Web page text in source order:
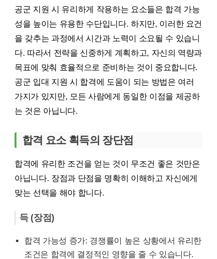
공군 지원 시 유리하게 작용하는 요소들은 합격 가능
성을 높이는 유용한 수단입니다. 하지만, 이러한 요건
을 갖추는 과정에서 시간과 노력이 소요될 수 있습니
다. 따라서 전략을 신중하게 계획하고, 자신의 역량과
목표에 맞춰 효율적으로 준비하는 것이 중요합니다.
공군 입대 지원 시 합격에 도움이 되는 방법은 여러
가지가 있지만, 모든 사람에게 동일한 이점을 제공하
는 것은 아닙니다.
합격 요소 획득의 장단점
합격에 유리한 조건을 얻는 것이 무조건 좋은 것만은
아닙니다. 장점과 단점을 명확히 이해하고 자신에게
맞는 선택을 해야 합니다.
득 (장점)
합격 가능성 증가: 경쟁률이 높은 상황에서 유리한
조건은 합격에 결정적인 영향을 줄 수 있습니다.